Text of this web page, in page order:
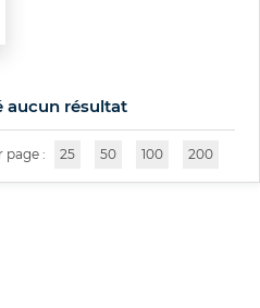
aucun résultat
page : 25 50 100 200